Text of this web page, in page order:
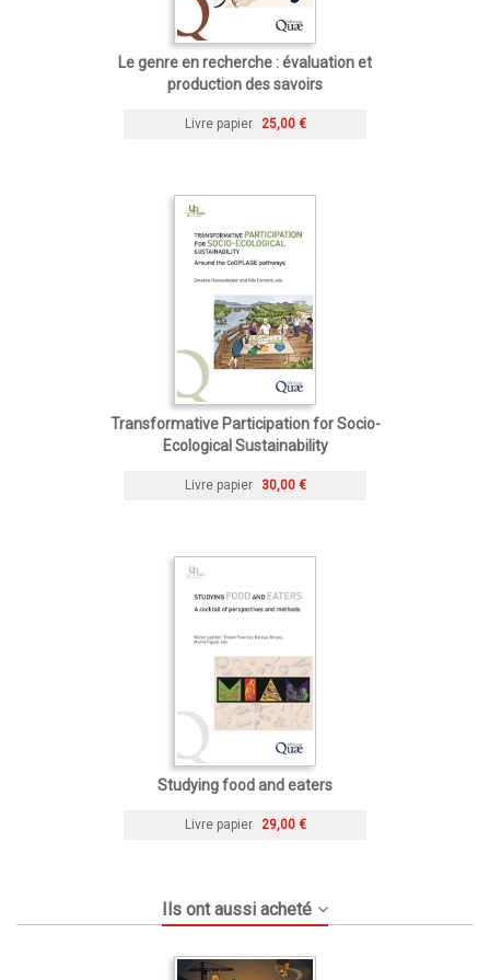
Le genre en recherche : évaluation et
production des savoirs
Livre papier 25,00 €
Transformative Participation for Socio-
Ecological Sustainability
Livre papier 30,00 €
Studying food and eaters
Livre papier 29,00 €
Ils ont aussi acheté